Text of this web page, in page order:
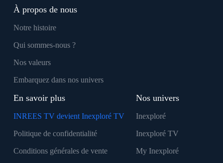
À propos de nous
Notre histoire
Qui sommes-nous ?
Nos valeurs
Embarquez dans nos univers
En savoir plus
INREES TV devient Inexploré TV
Politique de confidentialité
Conditions générales de vente
Nos univers
Inexploré
Inexploré TV
My Inexploré